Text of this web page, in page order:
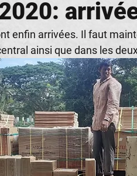
enfin arrivées. Il faut
ainsi que dans les